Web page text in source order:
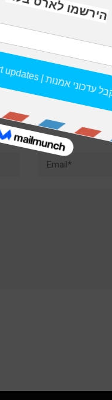
Email*